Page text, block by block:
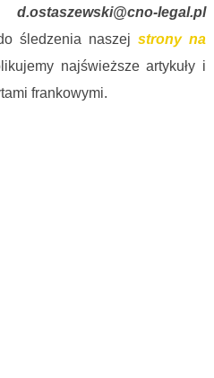
d.ostaszewski@cno-legal.pl
śledzenia naszejstrony na
najświeższe artykuły i
frankowymi.